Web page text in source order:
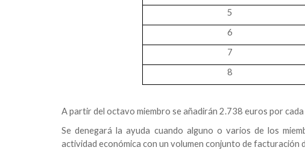
5
6
7
8
A partir del octavo miembro se añadirán 2.738 euros por
Se denegará la ayuda cuando alguno o varios de los
actividad económica con un volumen conjunto de